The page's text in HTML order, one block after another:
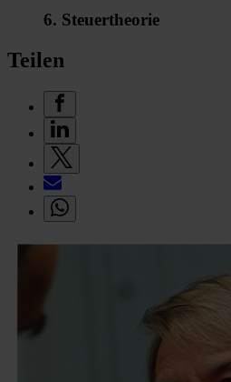
6. Steuertheorie
Teilen